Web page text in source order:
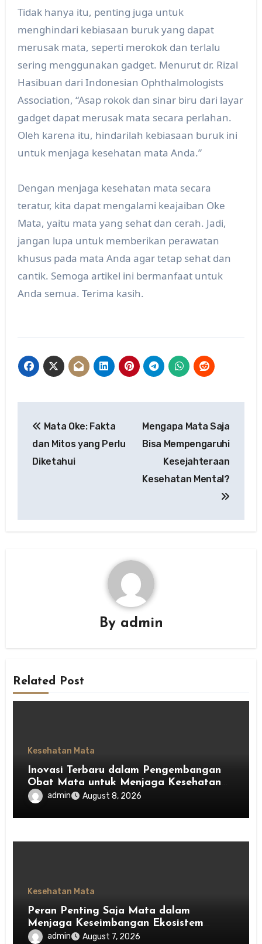
Tidak hanya itu, penting juga untuk
menghindari kebiasaan buruk yang dapat
merusak mata, seperti merokok dan terlalu
sering menggunakan gadget. Menurut dr. Rizal
Hasibuan dari Indonesian Ophthalmologists
Association, “Asap rokok dan sinar biru dari layar
gadget dapat merusak mata secara perlahan.
Oleh karena itu, hindarilah kebiasaan buruk ini
untuk menjaga kesehatan mata Anda.”
Dengan menjaga kesehatan mata secara
teratur, kita dapat mengalami keajaiban Oke
Mata, yaitu mata yang sehat dan cerah. Jadi,
jangan lupa untuk memberikan perawatan
khusus pada mata Anda agar tetap sehat dan
cantik. Semoga artikel ini bermanfaat untuk
Anda semua. Terima kasih.
navigation
Mata Oke: Fakta
dan Mitos yang Perlu
Diketahui
Mengapa Mata Saja
Bisa Mempengaruhi
Kesejahteraan
Kesehatan Mental?
By admin
Related Post
Kesehatan Mata
Inovasi Terbaru dalam Pengembangan
Obat Mata untuk Menjaga Kesehatan
Mataadmin August 8, 2026
Kesehatan Mata
Peran Penting Saja Mata dalam
Menjaga Keseimbangan Ekosistem
Indonesia
admin August 7, 2026